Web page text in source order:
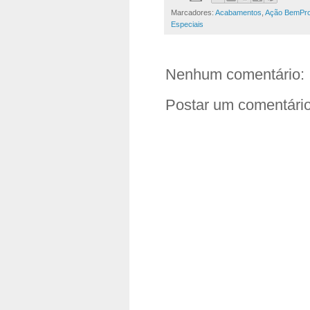
Marcadores: Acabamentos, Ação
Especiais
Nenhum comentário:
Postar um